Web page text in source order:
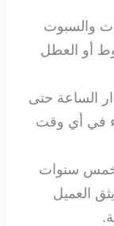
والسبوت
أو العطل
الساعة حتى
في أي وقت
خمس سنوات
العميل